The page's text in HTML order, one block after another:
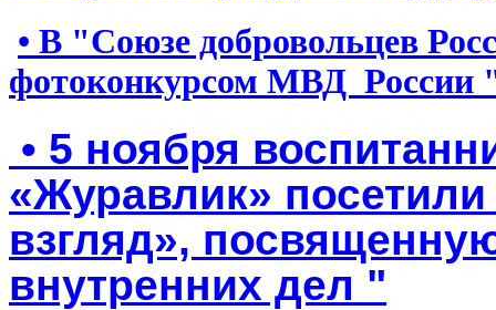
• В "Союзе добровольцев
фотоконкурсом МВД России
• 5 ноября
«Журавлик»
взгляд»,
внутренних дел "